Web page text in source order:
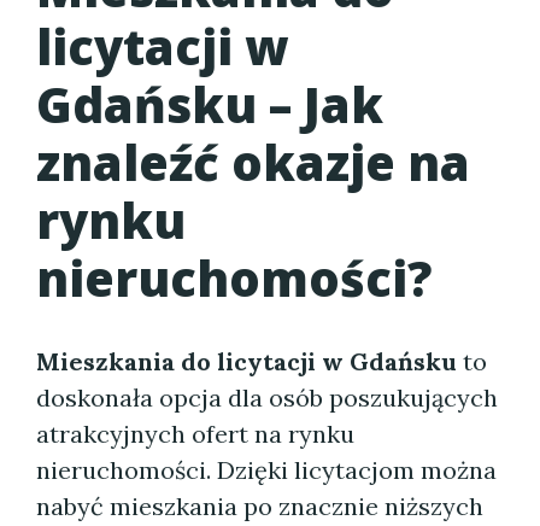
licytacji w
Gdańsku – Jak
znaleźć okazje na
rynku
nieruchomości?
Mieszkania do licytacji w Gdańsku to
doskonała opcja dla osób poszukujących
atrakcyjnych ofert na rynku
nieruchomości. Dzięki licytacjom można
nabyć mieszkania po znacznie niższych